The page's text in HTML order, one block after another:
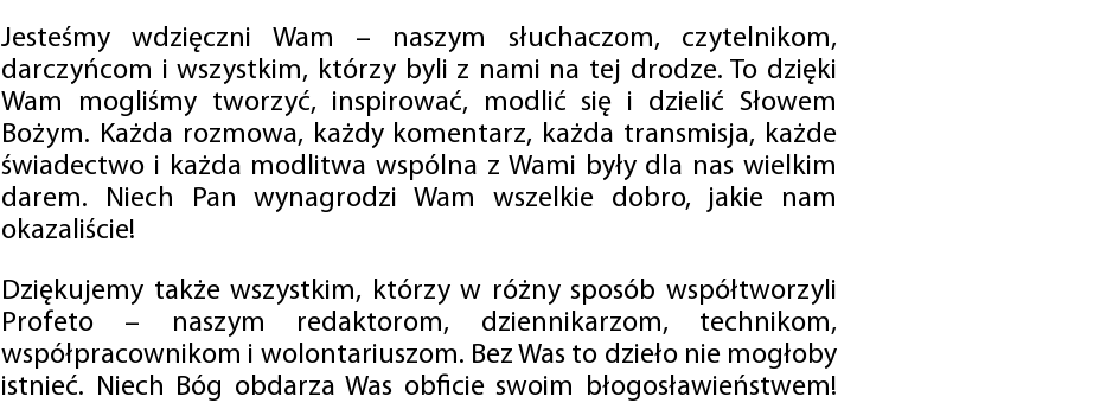
Jesteśmy wdzięczni Wam – naszym słuchaczom, czytelnikom,
darczyńcom i wszystkim, którzy byli z nami na tej drodze. To dzięki
Wam mogliśmy tworzyć, inspirować, modlić się i dzielić Słowem
Bożym. Każda rozmowa, każdy komentarz, każda transmisja, każde
świadectwo i każda modlitwa wspólna z Wami były dla nas wielkim
darem. Niech Pan wynagrodzi Wam wszelkie dobro, jakie nam
okazaliście!
Dziękujemy także wszystkim, którzy w różny sposób współtworzyli
Profeto – naszym redaktorom, dziennikarzom, technikom,
współpracownikom i wolontariuszom. Bez Was to dzieło nie mogłoby
istnieć. Niech Bóg obdarza Was obficie swoim błogosławieństwem!